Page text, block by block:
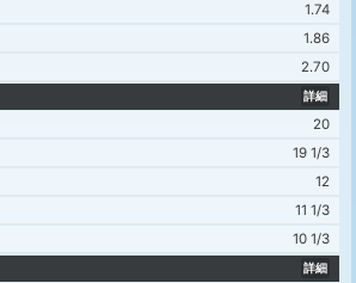
1.74
1.86
2.70
詳細
20
19 1/3
12
11 1/3
10 1/3
詳細